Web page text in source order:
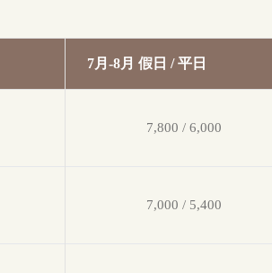
7月-8月 假日 / 平日
7,800 / 6,000
7,000 / 5,400